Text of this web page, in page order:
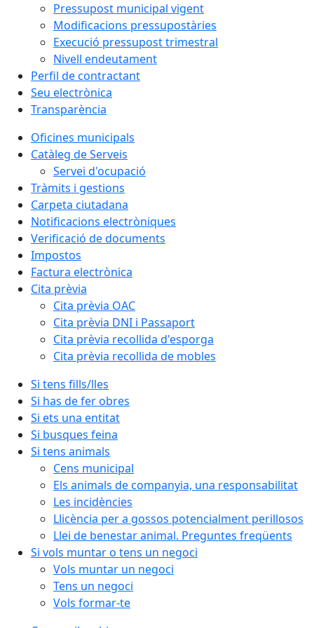
Pressupost municipal vigent
Modificacions pressupostàries
Execució pressupost trimestral
Nivell endeutament
Perfil de contractant
Seu electrònica
Transparència
Oficines municipals
Catàleg de Serveis
Servei d'ocupació
Tràmits i gestions
Carpeta ciutadana
Notificacions electròniques
Verificació de documents
Impostos
Factura electrònica
Cita prèvia
Cita prèvia OAC
Cita prèvia DNI i Passaport
Cita prèvia recollida d'esporga
Cita prèvia recollida de mobles
Si tens fills/lles
Si has de fer obres
Si ets una entitat
Si busques feina
Si tens animals
Cens municipal
Els animals de companyia, una responsabilitat
Les incidències
Llicència per a gossos potencialment perillosos
Llei de benestar animal. Preguntes freqüents
Si vols muntar o tens un negoci
Vols muntar un negoci
Tens un negoci
Vols formar-te